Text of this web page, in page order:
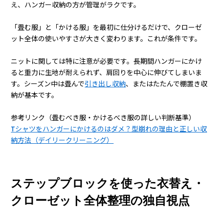
え、ハンガー収納の方が管理がラクです。
「畳む服」と「かける服」を最初に仕分けるだけで、クローゼ
ット全体の使いやすさが大きく変わります。これが条件です。
ニットに関しては特に注意が必要です。長期間ハンガーにかけ
ると重力に生地が耐えられず、肩回りを中心に伸びてしまいま
す。シーズン中は畳んで引き出し収納、またはたたんで棚置き収
納が基本です。
参考リンク（畳むべき服・かけるべき服の詳しい判断基準）
Tシャツをハンガーにかけるのはダメ？型崩れの理由と正しい収
納方法（デイリークリーニング）
ステップブロックを使った衣替え・
クローゼット全体整理の独自視点